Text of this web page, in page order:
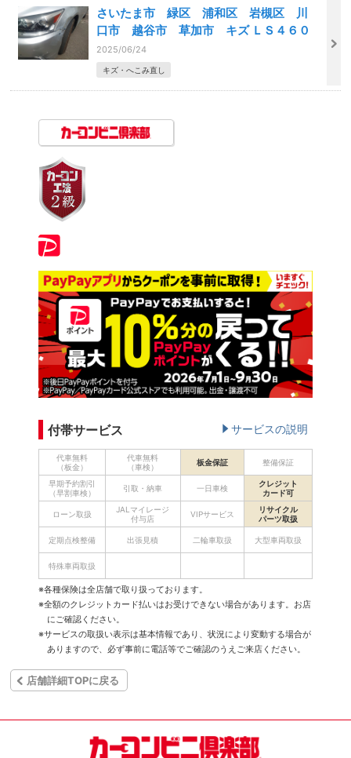
さいたま市 緑区 浦和区 岩槻区 川
口市 越谷市 草加市 キズ ＬＳ４６０
2025/06/24
キズ・へこみ直し
付帯サービス サービスの説明
代車無料
（板金）
代車無料
（車検）
板金保証 整備保証
早期予約割引
（早割車検）
引取・納車 一日車検
クレジット
カード可
ローン取扱
JALマイレージ
付与店
VIPサービス
リサイクル
パーツ取扱
定期点検整備 出張見積 二輪車取扱 大型車両取扱
特殊車両取扱
※各種保険は全店舗で取り扱っております。
※全額のクレジットカード払いはお受けできない場合があります。お店
にご確認ください。
※サービスの取扱い表示は基本情報であり、状況により変動する場合が
ありますので、必ず事前に電話等でご確認のうえご来店ください。
店舗詳細TOPに戻る